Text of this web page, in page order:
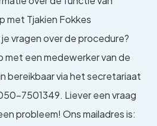
met Tjakien Fokkes
vragen over de procedure?
met een medewerker van de
bereikbaar via het secretariaat
7501349. Liever een vraag
probleem! Ons mailadres is: